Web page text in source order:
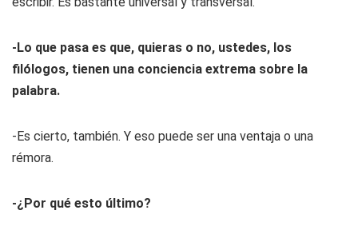
-Lo que pasa es que, quieras o no, ustedes, los
filólogos, tienen una conciencia extrema sobre la
palabra.
-Es cierto, también. Y eso puede ser una ventaja o una
rémora.
-¿Por qué esto último?